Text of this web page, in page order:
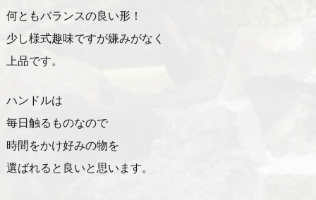
何ともバランスの良い形！
少し様式趣味ですが嫌みがなく
上品です。
ハンドルは
毎日触るものなので
時間をかけ好みの物を
選ばれると良いと思います。